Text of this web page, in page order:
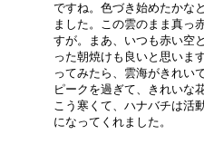
ですね。色づき始めたかな
ました。この雲のまま真っ
すが。まあ、いつも赤い空
った朝焼けも良いと思いま
ってみたら、雲海がきれい
ピークを過ぎて、きれいな
こう寒くて、ハナバチは活